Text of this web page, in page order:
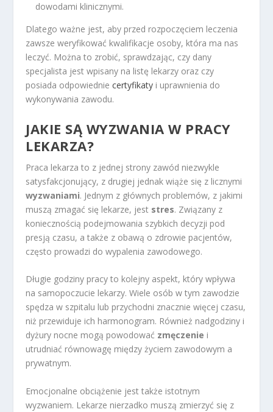
dowodami klinicznymi.
Dlatego ważne jest, aby przed rozpoczęciem leczenia
zawsze weryfikować kwalifikacje osoby, która ma nas
leczyć. Można to zrobić, sprawdzając, czy dany
specjalista jest wpisany na listę lekarzy oraz czy
posiada odpowiedniecertyfikaty i uprawnienia do
wykonywania zawodu.
JAKIE SĄ WYZWANIA W PRACY
LEKARZA?
Praca lekarza to z jednej strony zawód niezwykle
satysfakcjonujący, z drugiej jednak wiąże się z licznymi
wyzwaniami. Jednym z głównych problemów, z jakimi
muszą zmagać się lekarze, jest stres. Związany z
koniecznością podejmowania szybkich decyzji pod
presją czasu, a także z obawą o zdrowie pacjentów,
często prowadzi do wypalenia zawodowego.
Długie godziny pracy to kolejny aspekt, który wpływa
na samopoczucie lekarzy. Wiele osób w tym zawodzie
spędza w szpitalu lub przychodni znacznie więcej czasu,
niż przewiduje ich harmonogram. Również nadgodziny i
dyżury nocne mogą powodować zmęczenie i
utrudniać równowagę między życiem zawodowym a
prywatnym.
Emocjonalne obciążenie jest także istotnym
wyzwaniem. Lekarze nierzadko muszą zmierzyć się z